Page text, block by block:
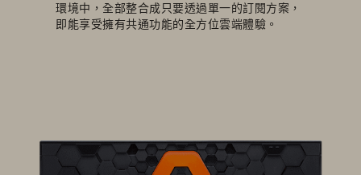
環境中，全部整合成只要透過單一的訂閱方案，
即能享受擁有共通功能的全方位雲端體驗。